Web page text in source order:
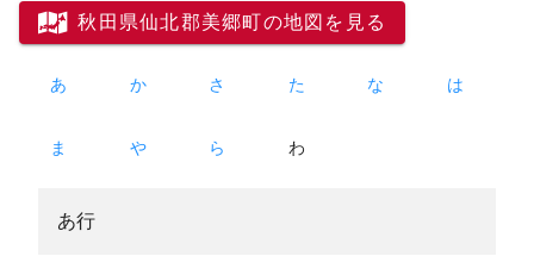
秋田県仙北郡美郷町の地図を見る
あ か さ た な は
ま や ら わ
あ行